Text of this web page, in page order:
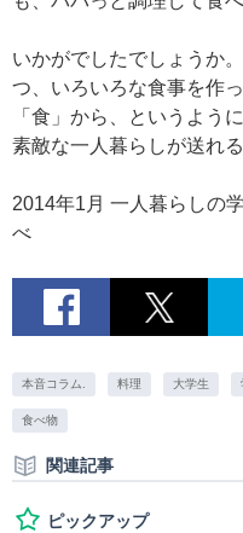
いかがでしたでしょうか
つ、いろいろな食事を作
「食」から、というよう
素敵な一人暮らしが送れ
2014年1月 一人暮らしの
べ
本音コラム. 料理 大学生
食べ物
関連記事
ピックアップ